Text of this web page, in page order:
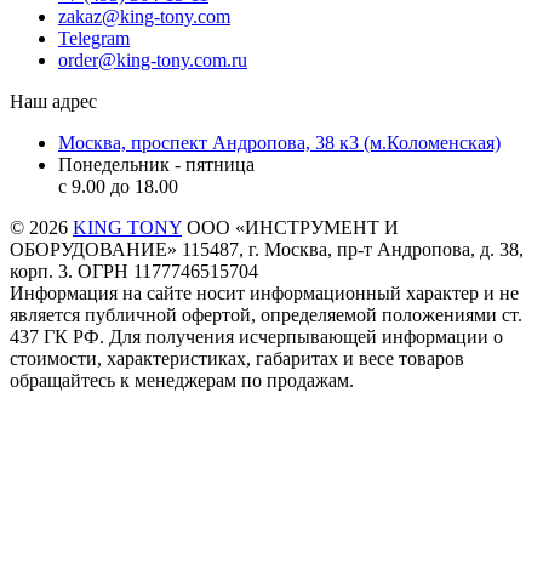
zakaz@king-tony.com
Telegram
order@king-tony.com.ru
Наш адрес
Москва, проспект Андропова, 38 к3 (м.Коломенская)
Понедельник - пятница
c 9.00 до 18.00
© 2026 KING TONY ООО «ИНСТРУМЕНТ И
ОБОРУДОВАНИЕ» 115487, г. Москва, пр-т Андропова, д. 38,
корп. 3. ОГРН 1177746515704
Информация на сайте носит информационный характер и не
является публичной офертой, определяемой положениями ст.
437 ГК РФ. Для получения исчерпывающей информации о
стоимости, характеристиках, габаритах и весе товаров
обращайтесь к менеджерам по продажам.